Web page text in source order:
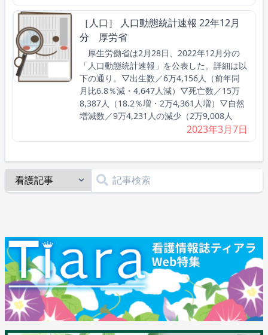
［人口］ 人口動態統計速報 22年12月
分 厚労省
厚生労働省は2月28日、2022年12月分の
「人口動態統計速報」を公表した。詳細は以
下の通り。▽出生数／6万4,156人（前年同
月比6.8％減・4,647人減）▽死亡数／15万
8,387人（18.2％増・2万4,361人増）▽自然
増減数／9万4,231人の減少（2万9,008人
2023年3月7日